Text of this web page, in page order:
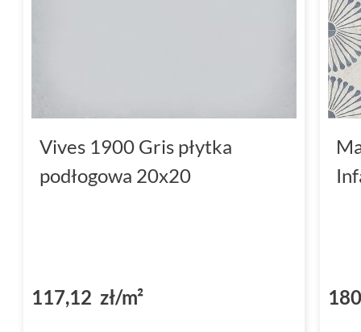
Vives 1900 Gris płytka
podłogowa 20x20
117,12 zł/m²